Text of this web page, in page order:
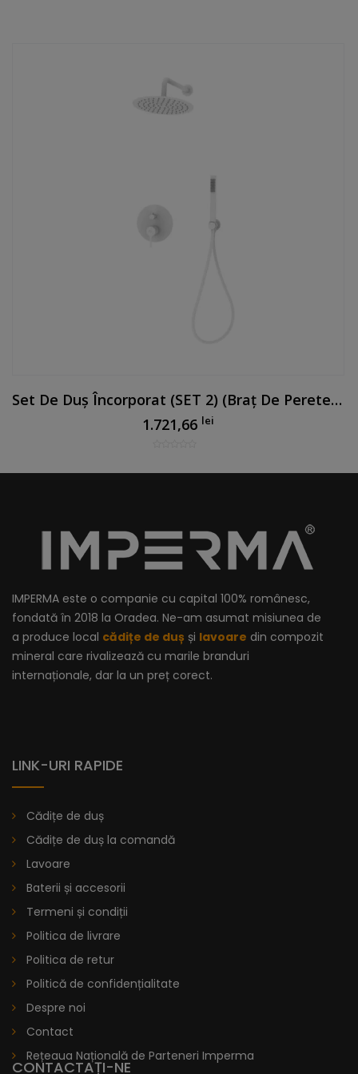
Set De Duș Încorporat (SET 2) (braț De Perete) Alb Mat
1.721,66 lei
IMPERMA este o companie cu capital 100% românesc,
fondată în 2018 la Oradea. Ne-am asumat misiunea de
a produce local cădițe de duș și lavoare din compozit
mineral care rivalizează cu marile branduri
internaționale, dar la un preț corect.
LINK-URI RAPIDE
Cădițe de duș
Cădițe de duș la comandă
Lavoare
Baterii și accesorii
Termeni și condiții
Politica de livrare
Politica de retur
Politică de confidențialitate
Despre noi
Contact
Rețeaua Națională de Parteneri Imperma
CONTACTAȚI-NE